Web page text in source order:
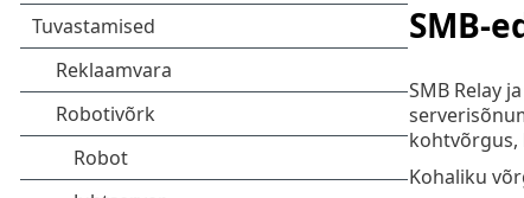
SMB-
SMB Relay
kohtvõrgus,
Kohaliku